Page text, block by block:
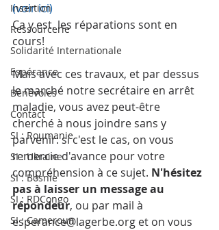
Insertion
Ressourcerie
Solidarité Internationale
Espérance
Bénévoles
Contact
SI : Roumanie
SI : Ukraine
SI : Bosnie
SI : RDCongo
SI : Cameroun
(voir ici)
Ca y est, les réparations sont en
cours!
Mais avec ces travaux, et par dessus
le marché notre secrétaire en arrêt
maladie, vous avez peut-être
cherché à nous joindre sans y
parvenir: si c'est le cas, on vous
remercie d'avance pour votre
compréhension à ce sujet. N'hésitez
pas à laisser un message au
répondeur, ou par mail à
esperance@lagerbe.org et on vous